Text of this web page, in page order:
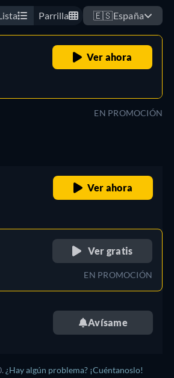
Parrilla 🇪🇸España
Ver ahora
EN PROMOCIÓN
Ver ahora
Ver gratis
EN PROMOCIÓN
Avísame
¿Hay algún problema? ¡Cuéntanoslo!